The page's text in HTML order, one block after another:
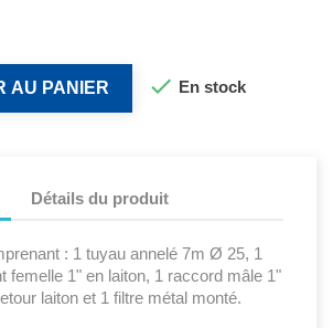
AU PANIER  En stock
Détails du produit
: 1 tuyau annelé 7m Ø 25, 1
femelle 1" en laiton, 1 raccord mâle 1"
laiton et 1 filtre métal monté.